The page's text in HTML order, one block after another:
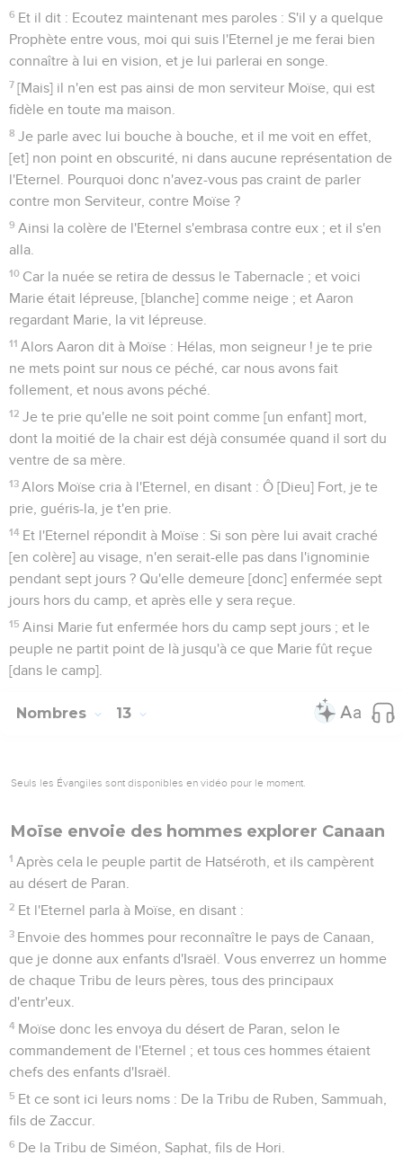
6 Et il dit : Ecoutez maintenant mes paroles : S'il y a quelque
Prophète entre vous, moi qui suis l'Eternel je me ferai bien
connaître à lui en vision, et je lui parlerai en songe.
7 [Mais] il n'en est pas ainsi de mon serviteur Moïse, qui est
fidèle en toute ma maison.
8 Je parle avec lui bouche à bouche, et il me voit en effet,
[et] non point en obscurité, ni dans aucune représentation de
l'Eternel. Pourquoi donc n'avez-vous pas craint de parler
contre mon Serviteur, contre Moïse ?
9 Ainsi la colère de l'Eternel s'embrasa contre eux ; et il s'en
alla.
10 Car la nuée se retira de dessus le Tabernacle ; et voici
Marie était lépreuse, [blanche] comme neige ; et Aaron
regardant Marie, la vit lépreuse.
11 Alors Aaron dit à Moïse : Hélas, mon seigneur ! je te prie
ne mets point sur nous ce péché, car nous avons fait
follement, et nous avons péché.
12 Je te prie qu'elle ne soit point comme [un enfant] mort,
dont la moitié de la chair est déjà consumée quand il sort du
ventre de sa mère.
13 Alors Moïse cria à l'Eternel, en disant : Ô [Dieu] Fort, je te
prie, guéris-la, je t'en prie.
14 Et l'Eternel répondit à Moïse : Si son père lui avait craché
[en colère] au visage, n'en serait-elle pas dans l'ignominie
pendant sept jours ? Qu'elle demeure [donc] enfermée sept
jours hors du camp, et après elle y sera reçue.
15 Ainsi Marie fut enfermée hors du camp sept jours ; et le
peuple ne partit point de là jusqu'à ce que Marie fût reçue
[dans le camp].
Nombres 13
Seuls les Évangiles sont disponibles en vidéo pour le moment.
Moïse envoie des hommes explorer Canaan
1 Après cela le peuple partit de Hatséroth, et ils campèrent
au désert de Paran.
2 Et l'Eternel parla à Moïse, en disant :
3 Envoie des hommes pour reconnaître le pays de Canaan,
que je donne aux enfants d'Israël. Vous enverrez un homme
de chaque Tribu de leurs pères, tous des principaux
d'entr'eux.
4 Moïse donc les envoya du désert de Paran, selon le
commandement de l'Eternel ; et tous ces hommes étaient
chefs des enfants d'Israël.
5 Et ce sont ici leurs noms : De la Tribu de Ruben, Sammuah,
fils de Zaccur.
6 De la Tribu de Siméon, Saphat, fils de Hori.